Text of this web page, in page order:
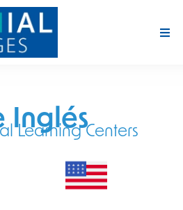
Inglés
Learning Centers